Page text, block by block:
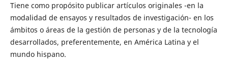
Tiene como propósito publicar artículos originales -en la
modalidad de ensayos y resultados de investigación- en los
ámbitos o áreas de la gestión de personas y de la tecnología
desarrollados, preferentemente, en América Latina y el
mundo hispano.